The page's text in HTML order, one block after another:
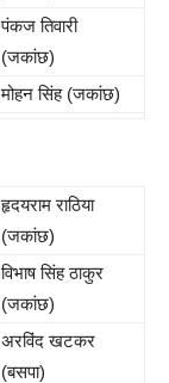
पंकज तिवारी
(जकांछ)
मोहन सिंह (जकांछ)
हृदयराम राठिया
(जकांछ)
विभाष सिंह ठाकुर
(जकांछ)
अरविंद खटकर
(बसपा)